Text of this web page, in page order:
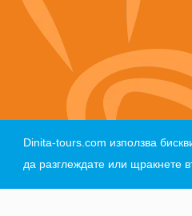
Dinita-tours.com използва
да разглеждате или щракнете